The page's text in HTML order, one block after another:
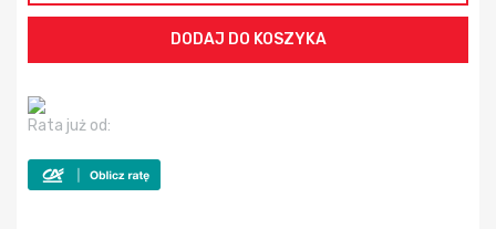
Rata już od: